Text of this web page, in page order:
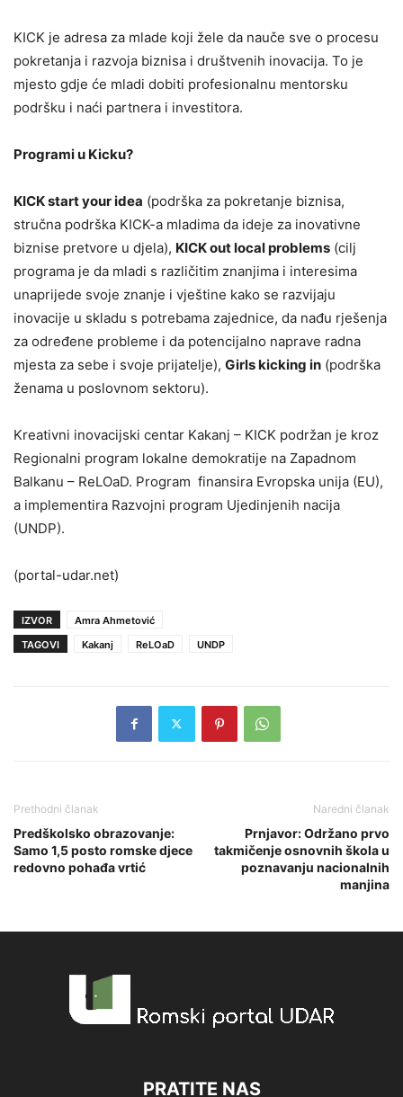
KICK je adresa za mlade koji žele da nauče sve o procesu
pokretanja i razvoja biznisa i društvenih inovacija. To je
mjesto gdje će mladi dobiti profesionalnu mentorsku
podršku i naći partnera i investitora.
Programi u Kicku?
KICK start your idea (podrška za pokretanje biznisa,
stručna podrška KICK-a mladima da ideje za inovativne
biznise pretvore u djela), KICK out local problems (cilj
programa je da mladi s različitim znanjima i interesima
unaprijede svoje znanje i vještine kako se razvijaju
inovacije u skladu s potrebama zajednice, da nađu rješenja
za određene probleme i da potencijalno naprave radna
mjesta za sebe i svoje prijatelje), Girls kicking in (podrška
ženama u poslovnom sektoru).
Kreativni inovacijski centar Kakanj – KICK podržan je kroz
Regionalni program lokalne demokratije na Zapadnom
Balkanu – ReLOaD. Program finansira Evropska unija (EU),
a implementira Razvojni program Ujedinjenih nacija
(UNDP).
(portal-udar.net)
IZVOR
Amra Ahmetović
TAGOVI
Kakanj ReLOaD UNDP
Prethodni članak
Predškolsko obrazovanje:
Samo 1,5 posto romske djece
redovno pohađa vrtić
Naredni članak
Prnjavor: Održano prvo
takmičenje osnovnih škola u
poznavanju nacionalnih
manjina
PRATITE NAS